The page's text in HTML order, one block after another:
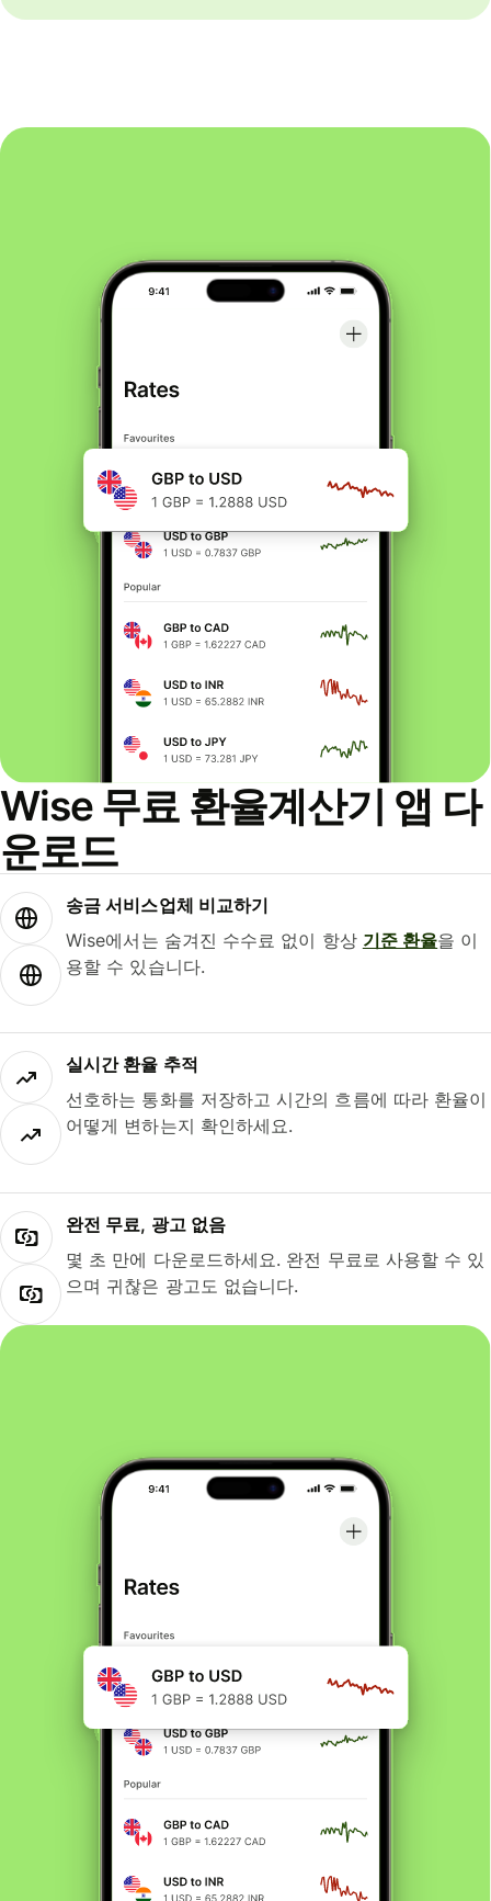
Wise 무료 환율계산기 앱 다
운로드
송금 서비스업체 비교하기
Wise에서는 숨겨진 수수료 없이 항상 기준 환율을 이
용할 수 있습니다.
실시간 환율 추적
선호하는 통화를 저장하고 시간의 흐름에 따라 환율이
어떻게 변하는지 확인하세요.
완전 무료, 광고 없음
몇 초 만에 다운로드하세요. 완전 무료로 사용할 수 있
으며 귀찮은 광고도 없습니다.